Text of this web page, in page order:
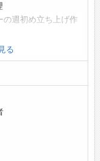
の週初め立ち上げ作
、LNG設備の日常点
LNG設備の軽微な
備の清掃作業
る